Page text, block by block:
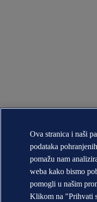
Ova stranica i naši
podataka
pomažu nam
weba kako bismo
pomogli u našim
Klikom na "Prihvati